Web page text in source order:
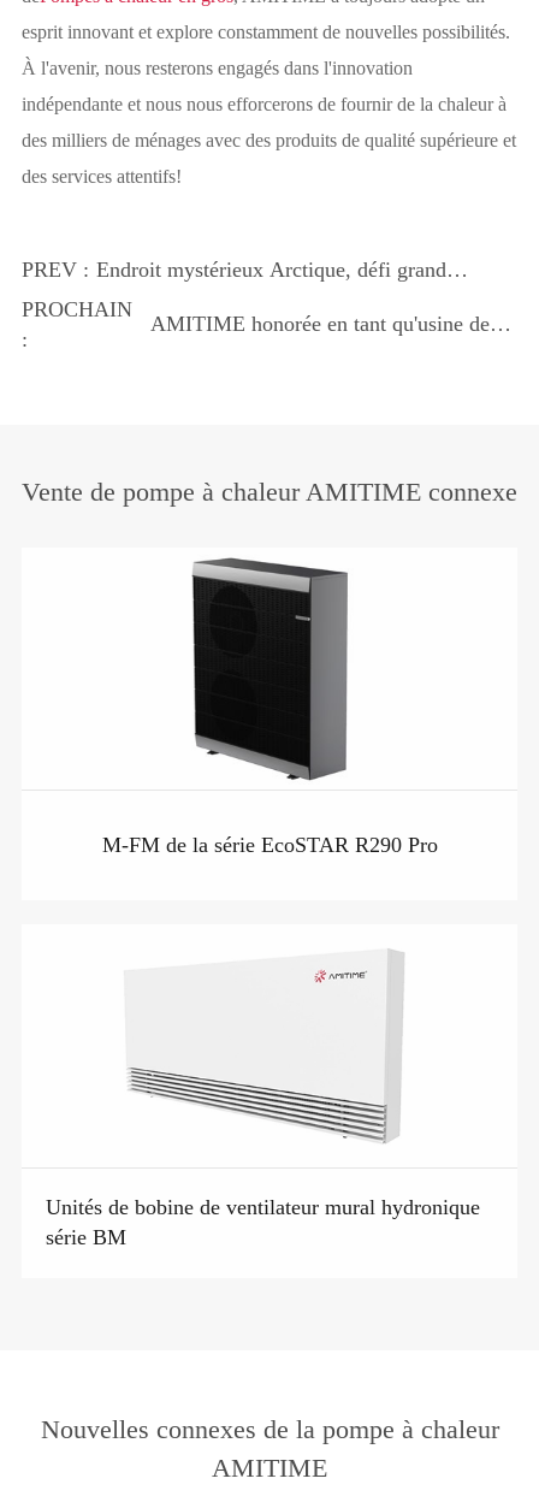
esprit innovant et explore constamment de nouvelles possibilités.
À l'avenir, nous resterons engagés dans l'innovation
indépendante et nous nous efforcerons de fournir de la chaleur à
des milliers de ménages avec des produits de qualité supérieure et
des services attentifs!
PREV : Endroit mystérieux Arctique, défi grand
froid! Amitime conquérit une température
extrême basse à Mohe avec l'Académie
PROCHAIN
:
AMITIME honorée en tant qu'usine de
Vente de pompe à chaleur AMITIME connexe
M-FM de la série EcoSTAR R290 Pro
Unités de bobine de ventilateur mural hydronique
série BM
Nouvelles connexes de la pompe à chaleur
AMITIME